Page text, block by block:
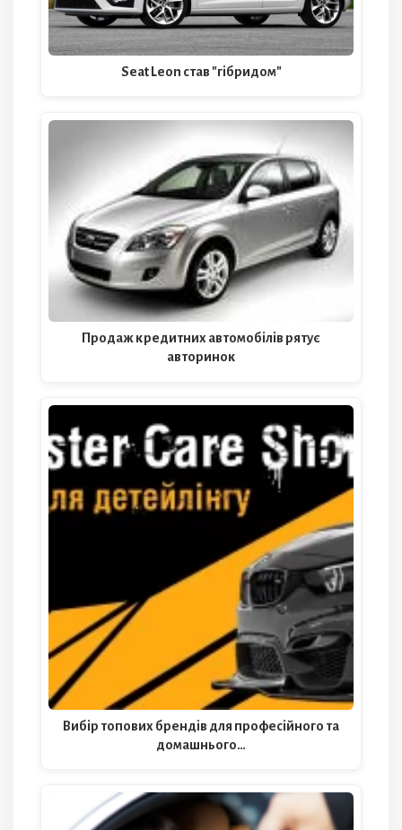
Seat Leon став "гібридом"
Продаж кредитних автомобілів рятує
авторинок
Вибір топових брендів для професійного та
домашнього…